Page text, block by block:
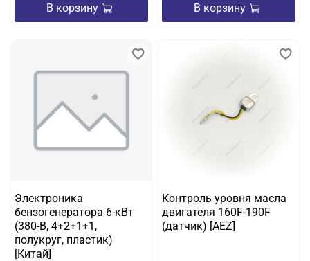
В корзину В корзину
Электроника
бензогенератора 6-кВт
(380-B, 4+2+1+1,
полукруг, пластик)
[Китай]
Контроль уровня масла
двигателя 160F-190F
(датчик) [AEZ]